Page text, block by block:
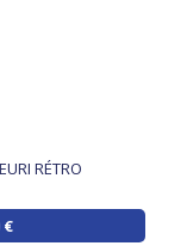
RÉTRO
€